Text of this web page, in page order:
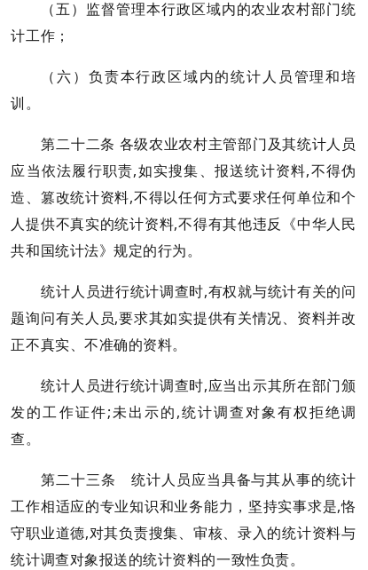
（五）监督管理本行政区域内的农业农村部门统
计工作；
（六）负责本行政区域内的统计人员管理和培
训。
第二十二条 各级农业农村主管部门及其统计人员
应当依法履行职责,如实搜集、报送统计资料,不得伪
造、篡改统计资料,不得以任何方式要求任何单位和个
人提供不真实的统计资料,不得有其他违反《中华人民
共和国统计法》规定的行为。
统计人员进行统计调查时,有权就与统计有关的问
题询问有关人员,要求其如实提供有关情况、资料并改
正不真实、不准确的资料。
统计人员进行统计调查时,应当出示其所在部门颁
发的工作证件;未出示的,统计调查对象有权拒绝调
查。
第二十三条 统计人员应当具备与其从事的统计
工作相适应的专业知识和业务能力，坚持实事求是,恪
守职业道德,对其负责搜集、审核、录入的统计资料与
统计调查对象报送的统计资料的一致性负责。